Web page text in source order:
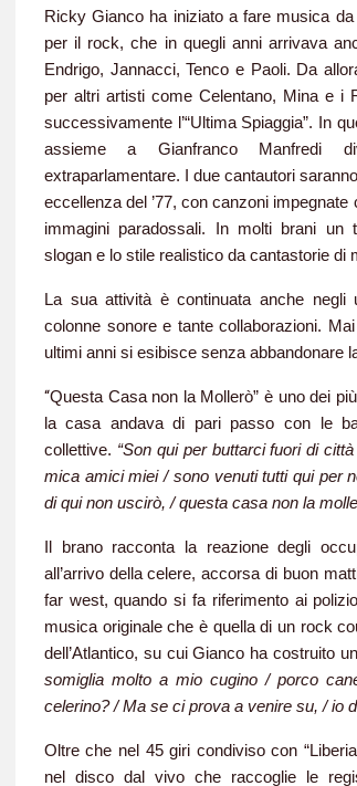
Ricky Gianco ha iniziato a fare musica
per il rock, che in quegli anni arrivava
Endrigo, Jannacci, Tenco e Paoli. Da
per altri artisti come Celentano, Mina e i
successivamente l’“Ultima Spiaggia”. In
assieme a Gianfranco Manfredi
extraparlamentare. I due cantautori
eccellenza del ’77, con canzoni
immagini paradossali. In molti brani un
slogan e lo stile realistico da cantastorie di
La sua attività è continuata anche negli
colonne sonore e tante collaborazioni.
ultimi anni si esibisce senza abbandonare
“Questa Casa non la Mollerò” è uno dei
la casa andava di pari passo con le
collettive. “Son qui per buttarci fuori di
mica amici miei / sono venuti tutti qui per
di qui non uscirò, / questa casa non la
Il brano racconta la reazione degli
all’arrivo della celere, accorsa di buon
far west, quando si fa riferimento ai
musica originale che è quella di un rock
dell’Atlantico, su cui Gianco ha costruito
somiglia molto a mio cugino / porco
celerino? / Ma se ci prova a venire su, / io
Oltre che nel 45 giri condiviso con
nel disco dal vivo che raccoglie le